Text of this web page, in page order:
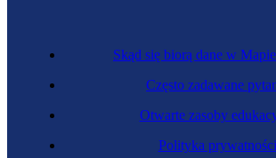
Skąd się biorą dane w
Często zadawane
Otwarte zasoby
Polityka prywatności